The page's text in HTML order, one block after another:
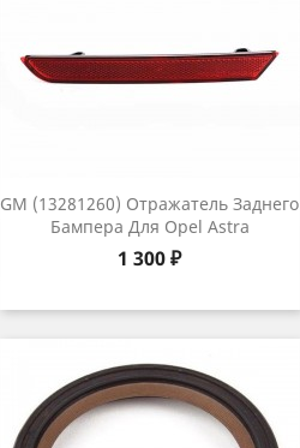
GM (13281260) Отражатель Заднего
Бампера Для Opel Astra
Цена
1 300 ₽
Быстрый просмотр